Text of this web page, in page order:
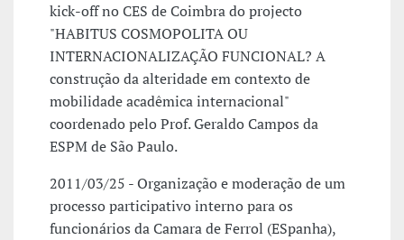
kick-off no CES de Coimbra do projecto
"HABITUS COSMOPOLITA OU
INTERNACIONALIZAÇÃO FUNCIONAL? A
construção da alteridade em contexto de
mobilidade acadêmica internacional"
coordenado pelo Prof. Geraldo Campos da
ESPM de São Paulo.
2011/03/25 - Organização e moderação de um
processo participativo interno para os
funcionários da Camara de Ferrol (ESpanha),